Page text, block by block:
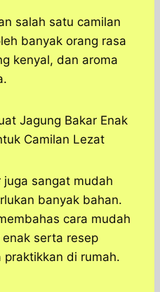
salah satu camilan
banyak orang rasa
kenyal, dan aroma
sangat mudah
banyak bahan.
cara mudah
serta resep
praktikkan di rumah.